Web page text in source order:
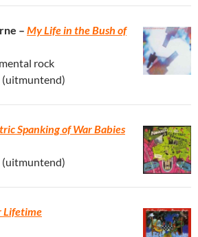
– My Life in the Bush of
rock
(uitmuntend)
Spanking of War Babies
(uitmuntend)
Lifetime